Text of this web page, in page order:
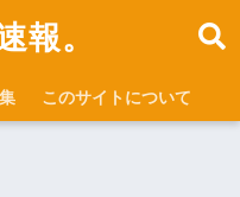
報。
このサイトについて